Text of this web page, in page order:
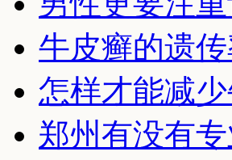
牛皮癣的遗
怎样才能减
郑州有没有